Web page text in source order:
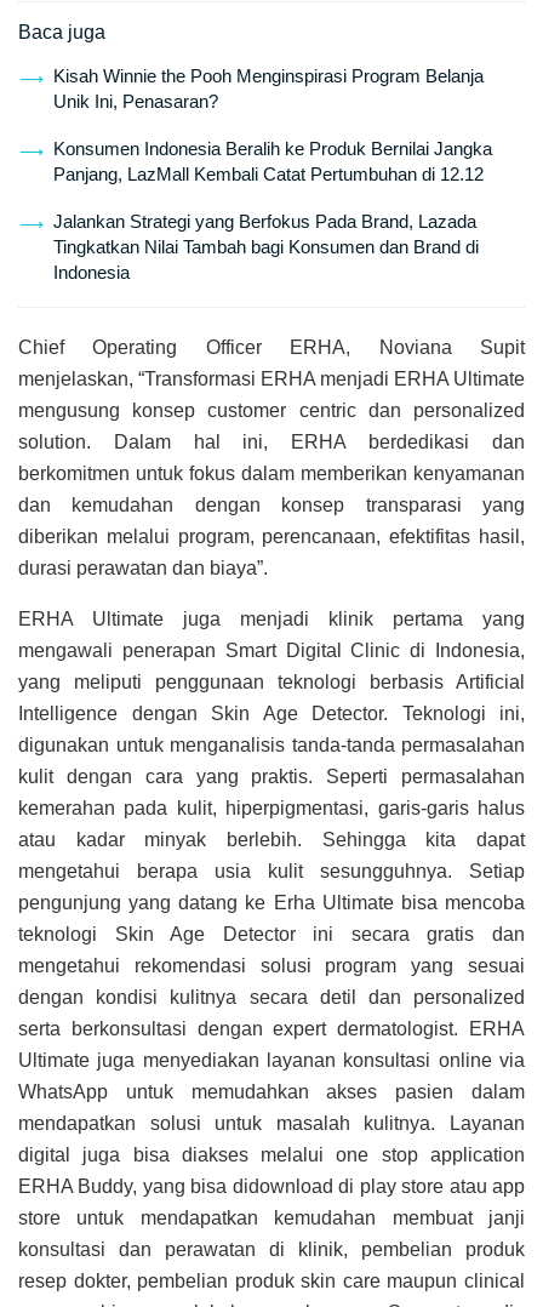
Baca juga
Kisah Winnie the Pooh Menginspirasi Program Belanja
Unik Ini, Penasaran?
Konsumen Indonesia Beralih ke Produk Bernilai Jangka
Panjang, LazMall Kembali Catat Pertumbuhan di 12.12
Jalankan Strategi yang Berfokus Pada Brand, Lazada
Tingkatkan Nilai Tambah bagi Konsumen dan Brand di
Indonesia
Chief Operating Officer ERHA, Noviana Supit
menjelaskan, “Transformasi ERHA menjadi ERHA Ultimate
mengusung konsep customer centric dan personalized
solution. Dalam hal ini, ERHA berdedikasi dan
berkomitmen untuk fokus dalam memberikan kenyamanan
dan kemudahan dengan konsep transparasi yang
diberikan melalui program, perencanaan, efektifitas hasil,
durasi perawatan dan biaya”.
ERHA Ultimate juga menjadi klinik pertama yang
mengawali penerapan Smart Digital Clinic di Indonesia,
yang meliputi penggunaan teknologi berbasis Artificial
Intelligence dengan Skin Age Detector. Teknologi ini,
digunakan untuk menganalisis tanda-tanda permasalahan
kulit dengan cara yang praktis. Seperti permasalahan
kemerahan pada kulit, hiperpigmentasi, garis-garis halus
atau kadar minyak berlebih. Sehingga kita dapat
mengetahui berapa usia kulit sesungguhnya. Setiap
pengunjung yang datang ke Erha Ultimate bisa mencoba
teknologi Skin Age Detector ini secara gratis dan
mengetahui rekomendasi solusi program yang sesuai
dengan kondisi kulitnya secara detil dan personalized
serta berkonsultasi dengan expert dermatologist. ERHA
Ultimate juga menyediakan layanan konsultasi online via
WhatsApp untuk memudahkan akses pasien dalam
mendapatkan solusi untuk masalah kulitnya. Layanan
digital juga bisa diakses melalui one stop application
ERHA Buddy, yang bisa didownload di play store atau app
store untuk mendapatkan kemudahan membuat janji
konsultasi dan perawatan di klinik, pembelian produk
resep dokter, pembelian produk skin care maupun clinical